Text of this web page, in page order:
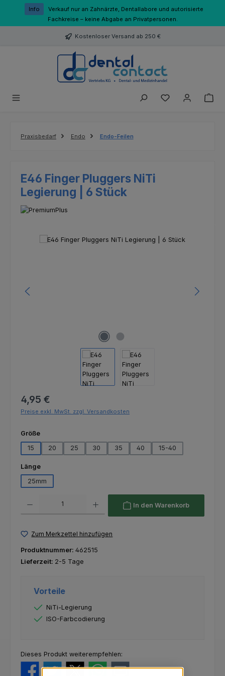
Zum Hauptinhalt springen
Info
Verkauf nur an Zahnärzte, Dentallabore und autorisierte
Fachkreise – keine Abgabe an Privatpersonen.
Kostenloser Versand ab 250 €
Du hast 0
Praxisbedarf Endo Endo-Feilen
E46 Finger Pluggers NiTi
Legierung | 6 Stück
Bildergalerie überspringen
Regulärer Preis:
4,95 €
Preise exkl. MwSt. zzgl. Versandkosten
Größeauswählen
15
20 25 30 35 40 15-40
Längeauswählen
25mm
In den Warenkorb
Zum Merkzettel hinzufügen
Produktnummer: 462515
Lieferzeit: 2-5 Tage
Vorteile
NiTi-Legierung
ISO-Farbcodierung
Dieses Produkt weiterempfehlen: